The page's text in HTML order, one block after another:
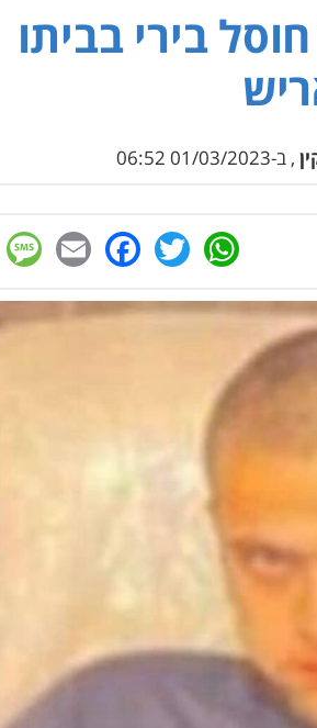
בירי בביתו
, ב-01/03/2023 06:52
WhatsApp
Twitter